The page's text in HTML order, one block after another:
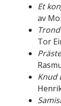
Et
av
Tor
Knud